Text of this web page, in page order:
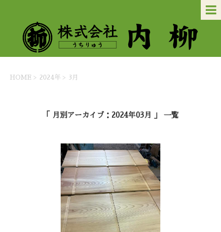
HOME > 2024年 > 3月
「 月別アーカイブ：2024年03月 」 一覧